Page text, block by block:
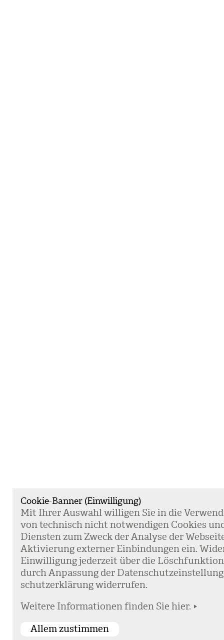
Cookie-Banner (Einwilligung)
Mit Ihrer Aus­wahl wil­li­gen Sie in die
von tech­nisch nicht not­wen­di­gen Coo­kies
Diens­ten zum Zweck der Ana­lyse der
Akti­vie­rung exter­ner Ein­bin­dun­gen ein.
Ein­wil­li­gung jeder­zeit über die
durch Anpas­sung der
schutz­er­klä­rung wider­ru­fen.
Weitere Informationen finden Sie hier.